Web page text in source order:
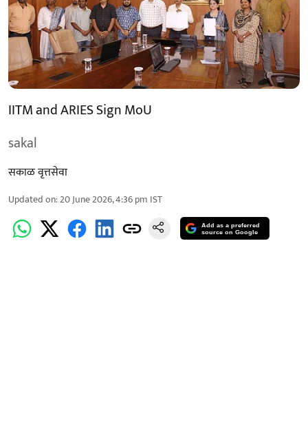
IITM and ARIES Sign MoU
sakal
सकाळ वृत्तसेवा
Updated on:20 June 2026, 4:36 pm IST
Add as a preferred
source on Google